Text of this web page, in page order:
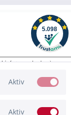
Aktiv
Aktiv